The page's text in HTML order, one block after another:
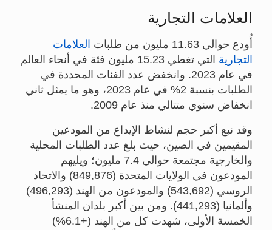
العلامات التجارية
أُودع حوالي 11.63 مليون من طلبات
العلامات
التجارية
التي تغطي 15.23 مليون فئة في أنحاء العالم
في عام 2023. وانخفض عدد الفئات المحددة في
الطلبات بنسبة 2% في عام 2023، وهو ما يمثل ثاني
انخفاض سنوي متتالي منذ عام 2009.
وقد نبع أكبر حجم لنشاط الإيداع من المودعين
المقيمين في الصين، حيث بلغ عدد الطلبات المحلية
والخارجية مجتمعة حوالي 7.4 مليون؛ ويليهم
المودعون في الولايات المتحدة (849,876) والاتحاد
الروسي (543,692) والمودعون من الهند (496,293)
وألمانيا (441,293). ومن بين أكبر بلدان المنشأ
الخمسة الأولى، شهدت كل من الهند (+6.1%)